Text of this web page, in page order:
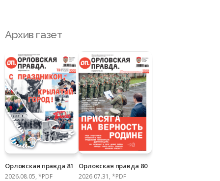
Архив газет
Орловская правда 81
2026.08.05, *PDF
Орловская правда 80
2026.07.31, *PDF